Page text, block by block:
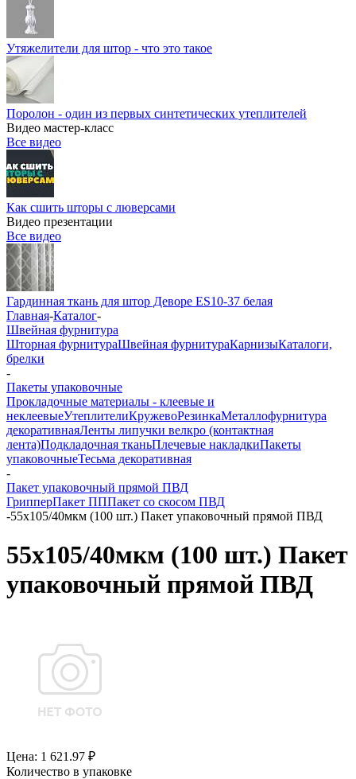
Утяжелители для штор - что это такое
Поролон - один из первых синтетических утеплителей
Видео мастер-класс
Все видео
Как сшить шторы с люверсами
Видео презентации
Все видео
Гардинная ткань для штор Деворе ES10-37 белая
Главная-Каталог-
Швейная фурнитура
Шторная фурнитураШвейная фурнитураКарнизыКаталоги,
брелки
-
Пакеты упаковочные
Прокладочные материалы - клеевые и
неклеевыеУтеплителиКружевоРезинкаМеталлофурнитура
декоративнаяЛенты липучки велкро (контактная
лента)Подкладочная тканьПлечевые накладкиПакеты
упаковочныеТесьма декоративная
-
Пакет упаковочный прямой ПВД
ГрипперПакет ПППакет со скосом ПВД
-55x105/40мкм (100 шт.) Пакет упаковочный прямой ПВД
55x105/40мкм (100 шт.) Пакет
упаковочный прямой ПВД
Цена: 1 621.97 ₽
Количество в упаковке